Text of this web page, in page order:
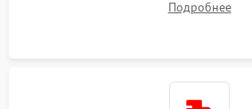
Проверка надежности фиксации и
Подробнее